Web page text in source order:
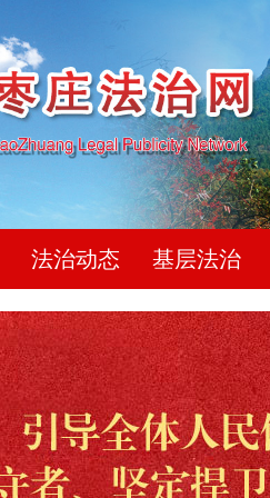
法治动态 基层法治